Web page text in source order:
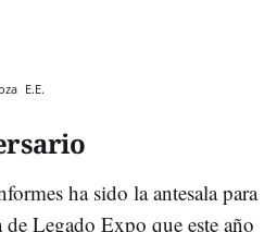
E.E.
ha sido la antesala para
Legado Expo que este año